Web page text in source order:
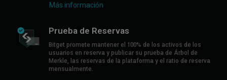
Más información
Prueba de Reservas
Bitget promete mantener el 100% de los activos de los
usuarios en reserva y publicar su prueba de Árbol de
Merkle, las reservas de la plataforma y el ratio de reserva
mensualmente.